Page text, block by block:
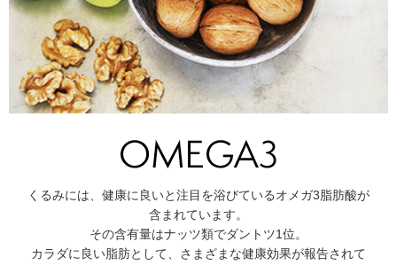
くるみには、健康に良いと注目を浴びているオメガ3脂肪酸が
含まれています。
その含有量はナッツ類でダントツ1位。
カラダに良い脂肪として、さまざまな健康効果が報告されて